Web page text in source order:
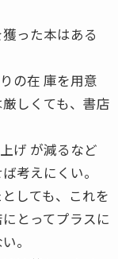
った本はある
の在 庫を用意
しくても、書店
げ が減るなど
考えにくい。
しても、これを
とってプラスに
。